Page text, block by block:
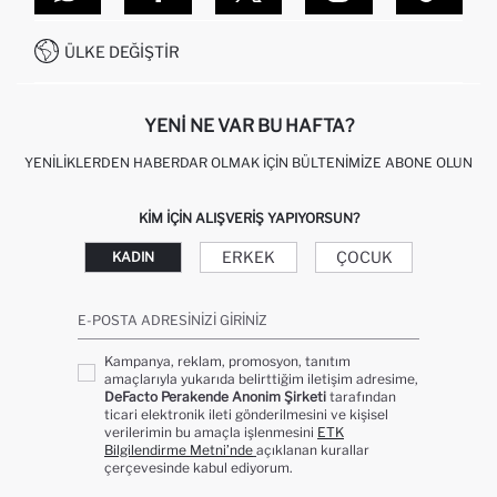
SITEMAP
İŞLEM REHBERI
KAMPANYALAR
0850 333 22 86
ÜLKE DEĞIŞTIR
YENI NE VAR BU HAFTA?
YENILIKLERDEN HABERDAR OLMAK İÇIN BÜLTENIMIZE ABONE OLUN
KIM IÇIN ALIŞVERIŞ YAPIYORSUN?
KADIN ERKEK ÇOCUK
E-POSTA ADRESINIZI GIRINIZ
Kampanya, reklam, promosyon, tanıtım
amaçlarıyla yukarıda belirttiğim iletişim adresime,
DeFacto Perakende Anonim Şirketi tarafından
ticari elektronik ileti gönderilmesini ve kişisel
verilerimin bu amaçla işlenmesini ETK
Bilgilendirme Metni’nde açıklanan kurallar
çerçevesinde kabul ediyorum.